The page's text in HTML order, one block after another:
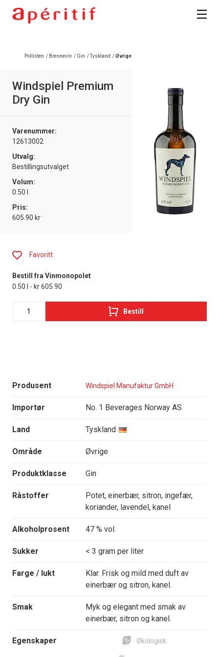
Pollisten / Brennevin / Gin /Tyskland /Øvrige
Windspiel Premium
Dry Gin
Varenummer:
12613002
Utvalg:
Bestillingsutvalget
Volum:
0.50 l
Pris:
605.90 kr
Produsent Windspiel Manufaktur GmbH
Importør No. 1 Beverages Norway AS
Land Tyskland
Område Øvrige
Produktklasse Gin
Råstoffer
Potet, einerbær, sitron, ingefær,
koriander, lavendel, kanel
Alkoholprosent 47 % vol.
Sukker < 3 gram per liter
Farge / lukt
Klar. Frisk og mild med duft av
einerbær og sitron, kanel.
Smak
Myk og elegant med smak av
einerbær, sitron og kanel.
Egenskaper Økologisk
Favoritt
Bestill fra Vinmonopolet
0.50 l - kr 605.90
Bestill